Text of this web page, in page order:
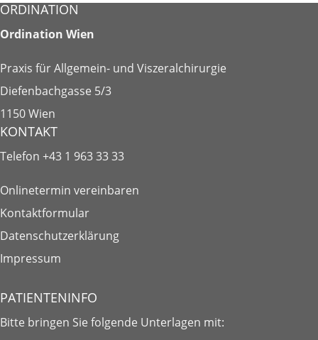
ORDINATION
Ordination Wien
Praxis für Allgemein- und Viszeralchirurgie
Diefenbachgasse 5/3
1150 Wien
KONTAKT
Telefon +43 1 963 33 33
Onlinetermin vereinbaren
Kontaktformular
Datenschutzerklärung
Impressum
PATIENTENINFO
Bitte bringen Sie folgende Unterlagen mit: